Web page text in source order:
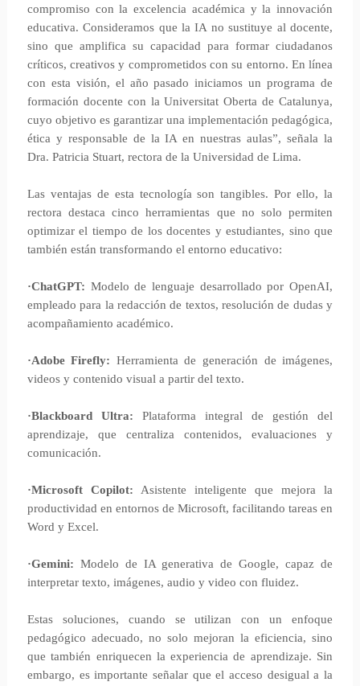
compromiso con la excelencia académica y la innovación
educativa. Consideramos que la IA no sustituye al docente,
sino que amplifica su capacidad para formar ciudadanos
críticos, creativos y comprometidos con su entorno. En línea
con esta visión, el año pasado iniciamos un programa de
formación docente con la Universitat Oberta de Catalunya,
cuyo objetivo es garantizar una implementación pedagógica,
ética y responsable de la IA en nuestras aulas”, señala la
Dra. Patricia Stuart, rectora de la Universidad de Lima.
Las ventajas de esta tecnología son tangibles. Por ello, la
rectora destaca cinco herramientas que no solo permiten
optimizar el tiempo de los docentes y estudiantes, sino que
también están transformando el entorno educativo:
·ChatGPT: Modelo de lenguaje desarrollado por OpenAI,
empleado para la redacción de textos, resolución de dudas y
acompañamiento académico.
·Adobe Firefly: Herramienta de generación de imágenes,
videos y contenido visual a partir del texto.
·Blackboard Ultra: Plataforma integral de gestión del
aprendizaje, que centraliza contenidos, evaluaciones y
comunicación.
·Microsoft Copilot: Asistente inteligente que mejora la
productividad en entornos de Microsoft, facilitando tareas en
Word y Excel.
·Gemini: Modelo de IA generativa de Google, capaz de
interpretar texto, imágenes, audio y video con fluidez.
Estas soluciones, cuando se utilizan con un enfoque
pedagógico adecuado, no solo mejoran la eficiencia, sino
que también enriquecen la experiencia de aprendizaje. Sin
embargo, es importante señalar que el acceso desigual a la